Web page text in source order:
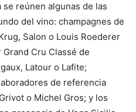
se reúnen algunas de las
del vino: champagnes de
Salon o Louis Roederer
Cru Classé de
Latour o Lafite;
de referencia
o Michel Gros; y los